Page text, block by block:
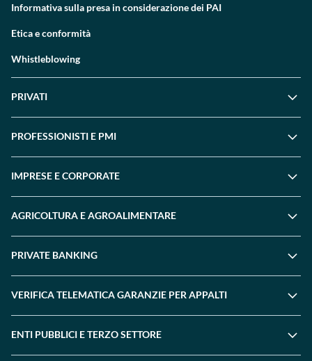
Informativa sulla presa in considerazione dei PAI
Etica e conformità
Whistleblowing
PRIVATI
PROFESSIONISTI E PMI
IMPRESE E CORPORATE
AGRICOLTURA E AGROALIMENTARE
PRIVATE BANKING
VERIFICA TELEMATICA GARANZIE PER APPALTI
ENTI PUBBLICI E TERZO SETTORE